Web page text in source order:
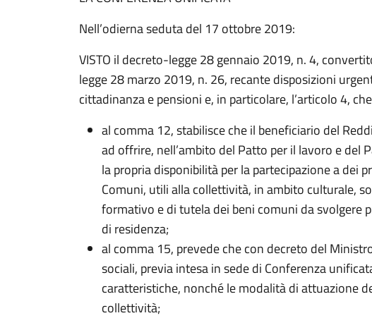
Nell’odierna seduta del 17 ottobre 2019:
VISTO il decreto-legge 28 gennaio 2019, n. 4,
legge 28 marzo 2019, n. 26, recante disposizioni
cittadinanza e pensioni e, in particolare, l’articolo 4,
al comma 12, stabilisce che il beneficiario del
ad offrire, nell’ambito del Patto per il lavoro e del
la propria disponibilità per la partecipazione a dei
Comuni, utili alla collettività, in ambito culturale,
formativo e di tutela dei beni comuni da svolgere
di residenza;
al comma 15, prevede che con decreto del
sociali, previa intesa in sede di Conferenza
caratteristiche, nonché le modalità di attuazione
collettività;